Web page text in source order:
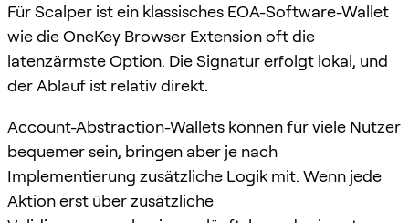
Für Scalper ist ein klassisches EOA-Software-Wallet
wie die OneKey Browser Extension oft die
latenzärmste Option. Die Signatur erfolgt lokal, und
der Ablauf ist relativ direkt.
Account-Abstraction-Wallets können für viele Nutzer
bequemer sein, bringen aber je nach
Implementierung zusätzliche Logik mit. Wenn jede
Aktion erst über zusätzliche